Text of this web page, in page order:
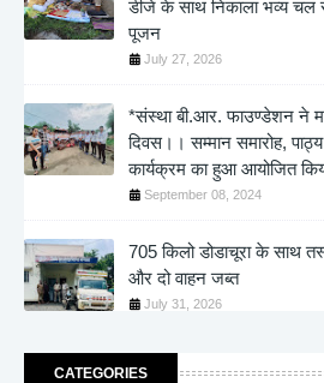
डीजे के साथ निकाला भव्य चल
पूजन
July 27, 2026
*संस्था बी.आर. फाउण्डेशन ने
दिवस।। सम्मान समारोह, पाठ्य
कार्यक्रम का हुआ आयोजित
September 08, 2024
705 किलो डोडाचूरा के साथ
और दो वाहन जब्त
July 31, 2026
CATEGORIES